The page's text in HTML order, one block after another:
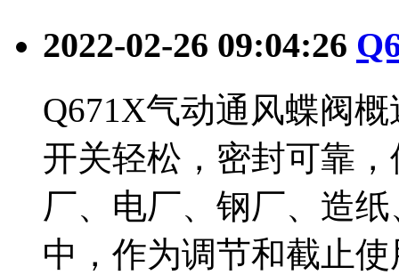
2022-02-26 09:04:26
Q671X气动通风蝶阀
开关轻松，密封可靠
厂、电厂、钢厂、造
中，作为调节和截止